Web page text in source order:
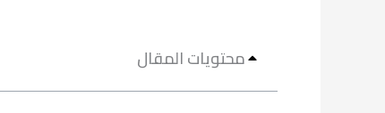
محتويات المقال